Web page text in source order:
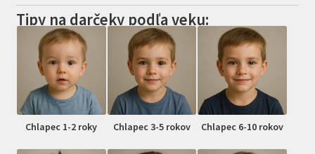
Tipy na darčeky podľa veku:
Chlapec 1-2 roky Chlapec 3-5 rokov Chlapec 6-10 rokov